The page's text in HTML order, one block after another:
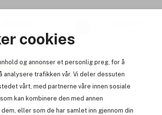
cookies
og annonser et personlig preg, for å
trafikken vår. Vi deler dessuten
vårt, med partnerne våre innen sosiale
kan kombinere den med annen
eller som de har samlet inn gjennom din
Få 24 kr bonus